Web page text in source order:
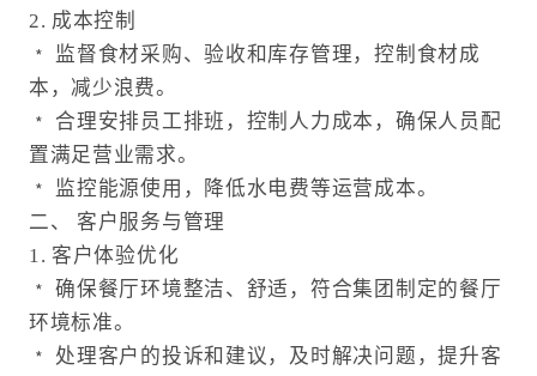
2. 成本控制
﹡ 监督食材采购、验收和库存管理，控制食材成
本，减少浪费。
﹡ 合理安排员工排班，控制人力成本，确保人员配
置满足营业需求。
﹡ 监控能源使用，降低水电费等运营成本。
二、 客户服务与管理
1. 客户体验优化
﹡ 确保餐厅环境整洁、舒适，符合集团制定的餐厅
环境标准。
﹡ 处理客户的投诉和建议，及时解决问题，提升客